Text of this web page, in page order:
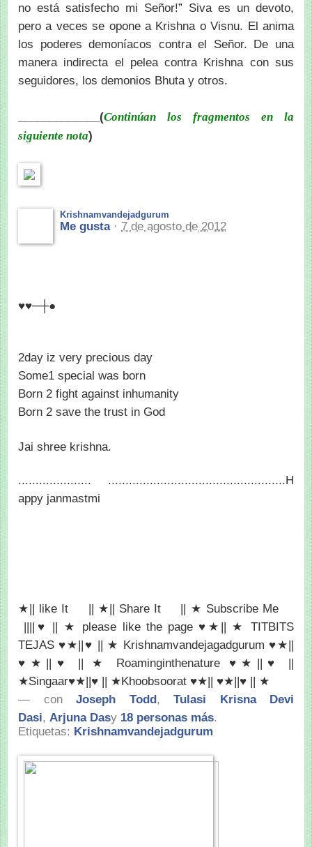
no está satisfecho mi Señor!” Siva es un devoto,
pero a veces se opone a Krishna o Visnu. El anima
los poderes demoníacos contra el Señor. De una
manera indirecta el pelea contra Krishna con sus
seguidores, los demonios Bhuta y otros.
_____________(Continúan los fragmentos en la
siguiente nota)
Krishnamvandejadgurum
Me gusta· 7 de agosto de 2012
♥♥─┼●
2day iz very precious day
Some1 special was born
Born 2 fight against inhumanity
Born 2 save the trust in God
Jai shree krishna.
..................... ...................................................H
appy janmastmi
★|| like It || ★|| Share It
|| ★ Subscribe Me
||||♥ || ★ please like the page ♥★|| ★ TITBITS
TEJAS ♥★||♥ || ★ Krishnamvandejagadgurum ♥★||
♥★||♥ || ★ Roaminginthenature ♥★||♥ ||
★Singaar♥★||♥ || ★Khoobsoorat ♥★|| ♥★||♥ || ★
— con Joseph Todd, Tulasi Krisna Devi
Dasi, Arjuna Dasy 18 personas más.
Etiquetas: Krishnamvandejadgurum